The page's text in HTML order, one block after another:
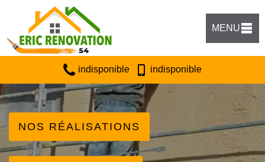
MENU
indisponible indisponible
NOS RÉALISATIONS